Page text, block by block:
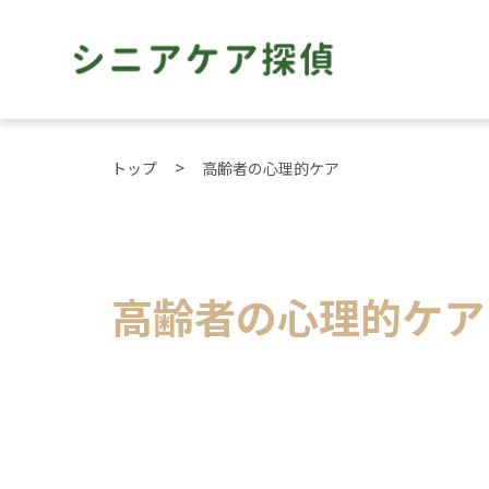
トップ 高齢者の心理的ケア
高齢者の心理的ケア